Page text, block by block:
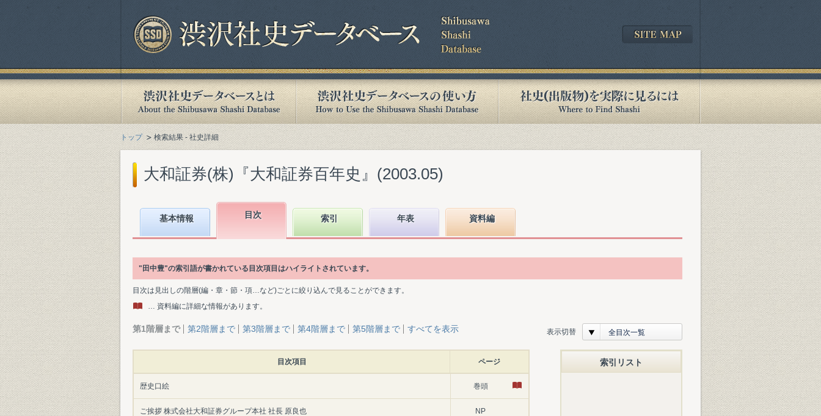
トップ 検索結果 - 社史詳細
大和証券(株)『大和証券百年史』(2003.05)
基本情報 目次 索引 年表 資料編
"田中豊"の索引語が書かれている目次項目はハイライトされています。
目次は見出しの階層(編・章・節・項…など)ごとに絞り込んで見ることができます。
… 資料編に詳細な情報があります。
第1階層まで 第2階層まで 第3階層まで 第4階層まで 第5階層まで すべてを表示 表示切替 全目次一覧
目次項目 ページ
歴史口絵 巻頭
ご挨拶 株式会社大和証券グループ本社 社長 原良也 NP
索引リスト